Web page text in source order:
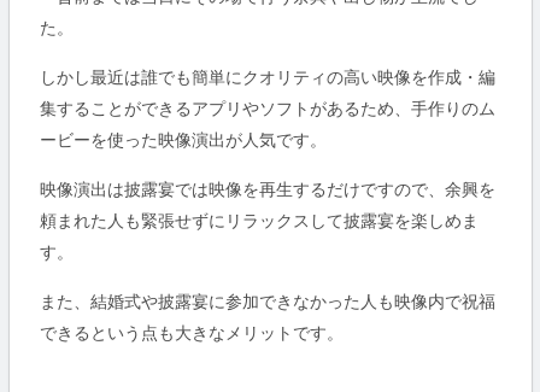
た。
しかし最近は誰でも簡単にクオリティの高い映像を作成・編
集することができるアプリやソフトがあるため、手作りのム
ービーを使った映像演出が人気です。
映像演出は披露宴では映像を再生するだけですので、余興を
頼まれた人も緊張せずにリラックスして披露宴を楽しめま
す。
また、結婚式や披露宴に参加できなかった人も映像内で祝福
できるという点も大きなメリットです。